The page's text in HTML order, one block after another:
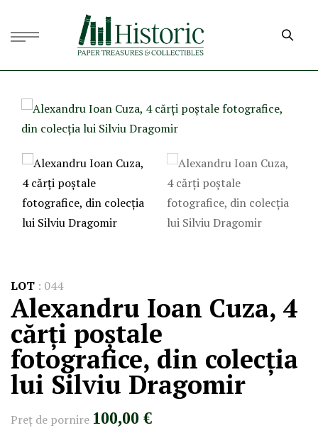
LOT : 044
Alexandru Ioan Cuza, 4
cărți poștale
fotografice, din colecția
lui Silviu Dragomir
Preţ de pornire 100,00 €